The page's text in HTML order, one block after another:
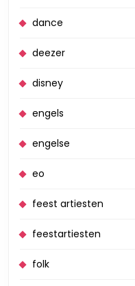
dance
deezer
disney
engels
engelse
eo
feest artiesten
feestartiesten
folk